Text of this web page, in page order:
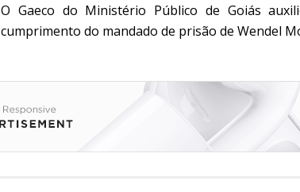
O Gaeco do Ministério Público de Goiás
cumprimento do mandado de prisão de Wendel